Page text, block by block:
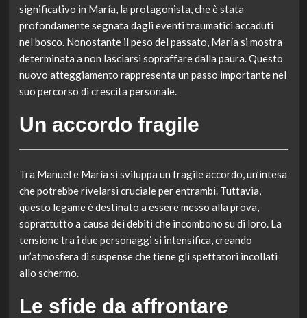
significativo in María, la protagonista, che è stata
profondamente segnata dagli eventi traumatici accaduti
nel bosco. Nonostante il peso del passato, María si mostra
determinata a non lasciarsi sopraffare dalla paura. Questo
nuovo atteggiamento rappresenta un passo importante nel
suo percorso di crescita personale.
Un accordo fragile
Tra Manuel e María si sviluppa un fragile accordo, un’intesa
che potrebbe rivelarsi cruciale per entrambi. Tuttavia,
questo legame è destinato a essere messo alla prova,
soprattutto a causa dei debiti che incombono su di loro. La
tensione tra i due personaggi si intensifica, creando
un’atmosfera di suspense che tiene gli spettatori incollati
allo schermo.
Le sfide da affrontare